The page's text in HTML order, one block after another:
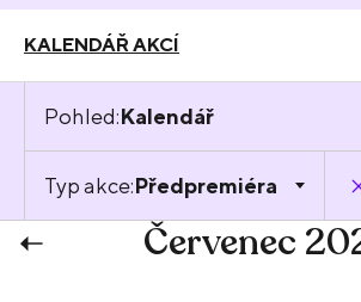
KALENDÁŘ AKCÍ
Pohled:Kalendář
Typ akce:Předpremiéra
Červenec